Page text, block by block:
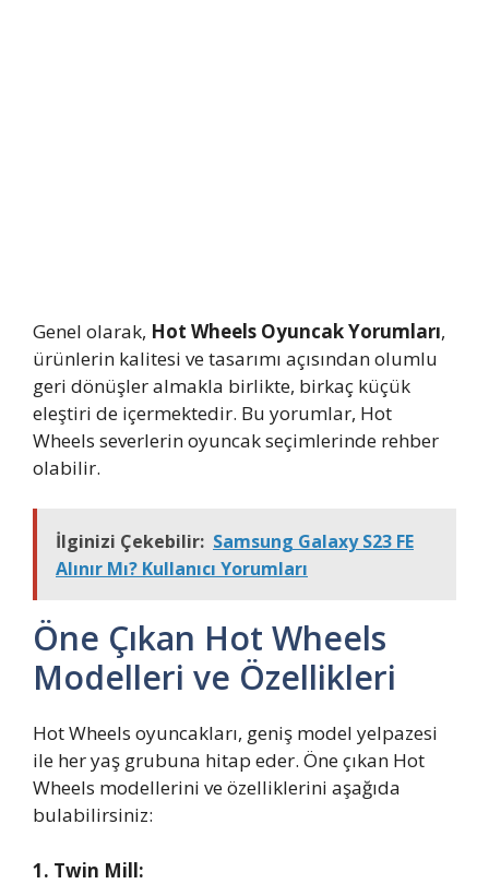
Genel olarak, Hot Wheels Oyuncak Yorumları,
ürünlerin kalitesi ve tasarımı açısından olumlu
geri dönüşler almakla birlikte, birkaç küçük
eleştiri de içermektedir. Bu yorumlar, Hot
Wheels severlerin oyuncak seçimlerinde rehber
olabilir.
İlginizi Çekebilir: Samsung Galaxy S23 FE
Alınır Mı? Kullanıcı Yorumları
Öne Çıkan Hot Wheels
Modelleri ve Özellikleri
Hot Wheels oyuncakları, geniş model yelpazesi
ile her yaş grubuna hitap eder. Öne çıkan Hot
Wheels modellerini ve özelliklerini aşağıda
bulabilirsiniz:
1. Twin Mill: